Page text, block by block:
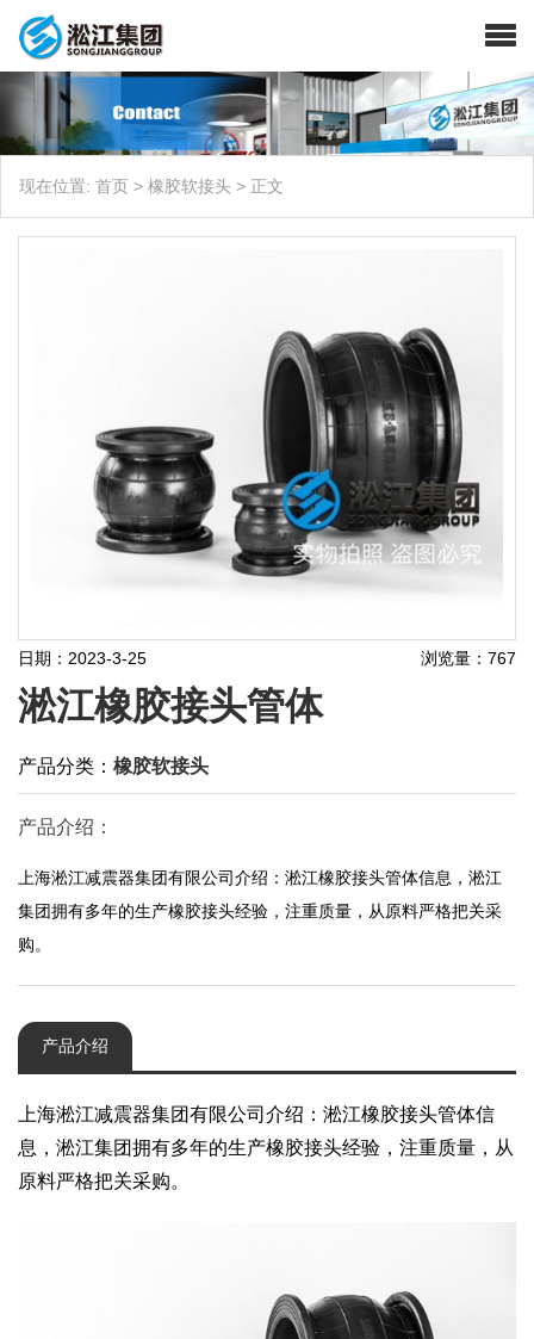
现在位置: 首页 > 橡胶软接头 > 正文
日期：2023-3-25 浏览量：767
淞江橡胶接头管体
产品分类： 橡胶软接头
产品介绍：
上海淞江减震器集团有限公司介绍：淞江橡胶接头管体信息，淞江
集团拥有多年的生产橡胶接头经验，注重质量，从原料严格把关采
购。
产品介绍
上海淞江减震器集团有限公司介绍：淞江橡胶接头管体信
息，淞江集团拥有多年的生产橡胶接头经验，注重质量，从
原料严格把关采购。